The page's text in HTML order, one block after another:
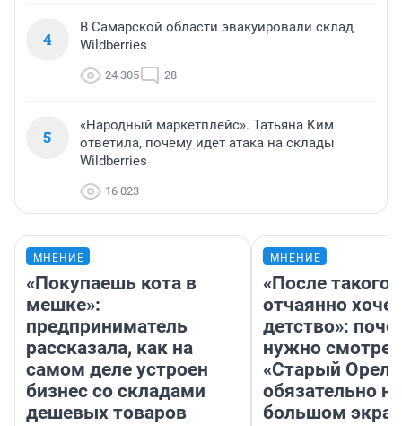
4
В Самарской области эвакуировали склад
Wildberries
24 305 28
5
«Народный маркетплейс». Татьяна Ким
ответила, почему идет атака на склады
Wildberries
16 023
МНЕНИЕ
«Покупаешь кота в
мешке»:
предприниматель
рассказала, как на
самом деле устроен
бизнес со складами
дешевых товаров
МНЕНИЕ
«После такого
отчаянно
детство»:
нужно
«Старый
обязательно на
большом